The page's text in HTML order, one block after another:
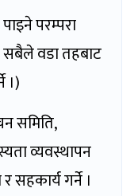
परम्परा
सबैले वडा तहबाट
।)
समिति,
व्यवस्थापन
सहकार्य गर्ने ।